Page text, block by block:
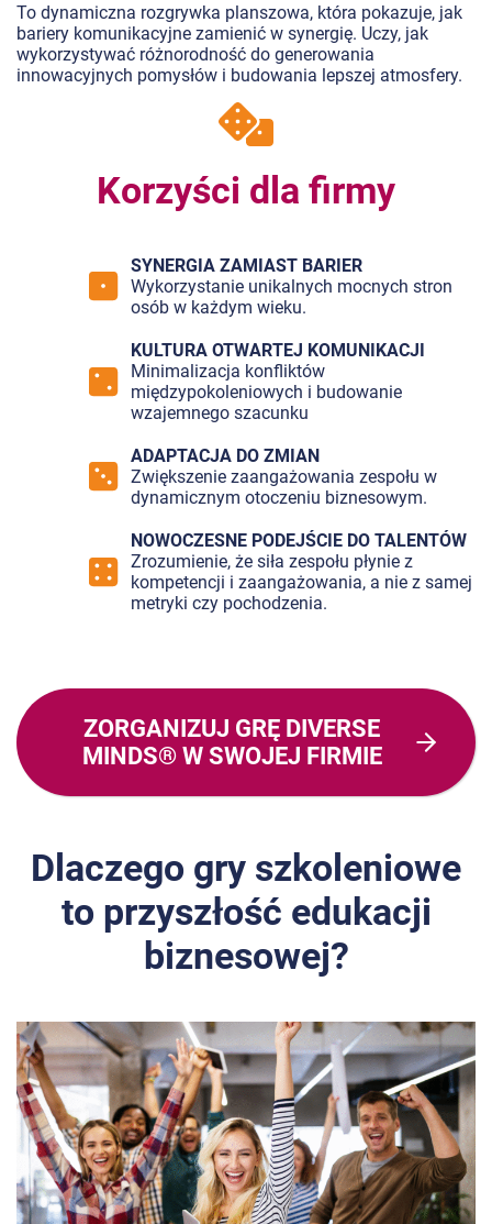
To dynamiczna rozgrywka planszowa, która pokazuje, jak
bariery komunikacyjne zamienić w synergię. Uczy, jak
wykorzystywać różnorodność do generowania
innowacyjnych pomysłów i budowania lepszej atmosfery.
Korzyści dla firmy
SYNERGIA ZAMIAST BARIER
Wykorzystanie unikalnych mocnych stron
osób w każdym wieku.
KULTURA OTWARTEJ KOMUNIKACJI
Minimalizacja konfliktów
międzypokoleniowych i budowanie
wzajemnego szacunku
ADAPTACJA DO ZMIAN
Zwiększenie zaangażowania zespołu w
dynamicznym otoczeniu biznesowym.
NOWOCZESNE PODEJŚCIE DO TALENTÓW
Zrozumienie, że siła zespołu płynie z
kompetencji i zaangażowania, a nie z samej
metryki czy pochodzenia.
ZORGANIZUJ GRĘ DIVERSE
MINDS® W SWOJEJ FIRMIE
Dlaczego gry szkoleniowe
to przyszłość edukacji
biznesowej?